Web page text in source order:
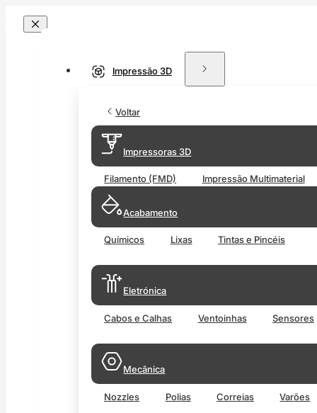
Impressão 3D
Voltar
Impressoras 3D
Filamento (FMD) Impressão Multimaterial
Acabamento
Químicos Lixas Tintas e Pincéis
Eletrónica
Cabos e Calhas Ventoinhas Sensores
Mecânica
Nozzles Polias Correias Varões